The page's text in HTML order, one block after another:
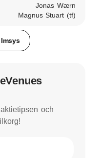
Jonas Wærn
Magnus Stuart (tf)
och